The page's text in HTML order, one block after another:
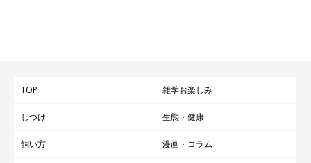
TOP 雑学お楽しみ
しつけ 生態・健康
飼い方 漫画・コラム